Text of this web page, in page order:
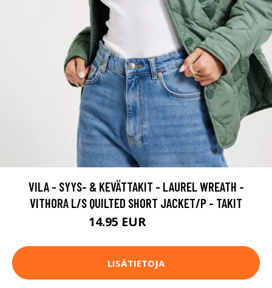
VILA - SYYS- & KEVÄTTAKIT - LAUREL WREATH -
VITHORA L/S QUILTED SHORT JACKET/P - TAKIT
14.95 EUR
LISÄTIETOJA